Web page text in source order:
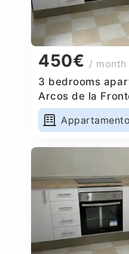
450€ / month
3 bedrooms
Arcos de la
Appartamento